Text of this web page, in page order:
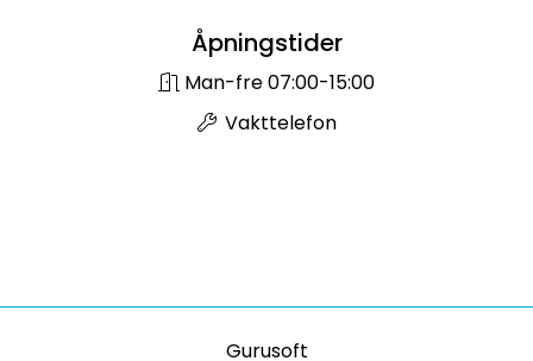
Åpningstider
Man-fre 07:00-15:00
Vakttelefon
Gurusoft